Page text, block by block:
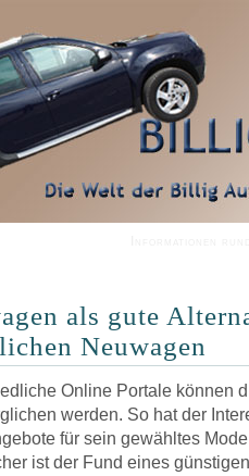
als gute
Neuwagen
Online Portale können
werden. So hat der
für sein gewähltes
ist der Fund eines